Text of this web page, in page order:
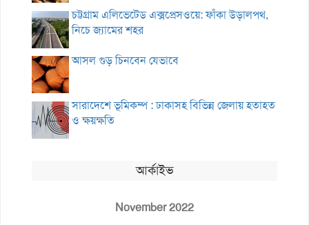
চট্টগ্রাম এলিভেটেড এক্সপ্রেসওয়ে: ফাঁকা উড়ালপথ,
নিচে জ্যামের শহর
আসল গুড় চিনবেন যেভাবে
সারাদেশে ভূমিকম্প : ঢাকাসহ বিভিন্ন জেলায় হতাহত
ও ক্ষয়ক্ষতি
আর্কাইভ
November 2022